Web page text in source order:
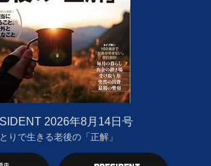
2026年8月14日号
りで生きる老後の「正解」